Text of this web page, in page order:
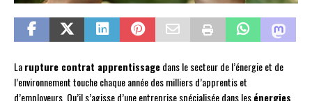
Larupture contrat apprentissagedans le secteur de l’énergie et de
l’environnement touche chaque année des milliers d’apprentis et
d’employeurs. Qu’il s’agisse d’une entreprise spécialisée dans lesénergies